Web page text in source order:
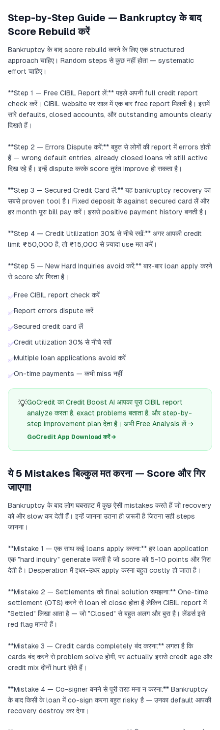
Step-by-Step Guide — Bankruptcy के बाद
Score Rebuild करें
Bankruptcy के बाद score rebuild करने के लिए एक structured
approach चाहिए। Random steps से कुछ नहीं होता — systematic
effort चाहिए।
**Step 1 — Free CIBIL Report लें:** पहले अपनी full credit report
check करें। CIBIL website पर साल में एक बार free report मिलती है। इसमें
सारे defaults, closed accounts, और outstanding amounts clearly
दिखते हैं।
**Step 2 — Errors Dispute करें:** बहुत से लोगों की report में errors होती
हैं — wrong default entries, already closed loans जो still active
दिख रहे हैं। इन्हें dispute करके score तुरंत improve हो सकता है।
**Step 3 — Secured Credit Card लें:** यह bankruptcy recovery का
सबसे proven tool है। Fixed deposit के against secured card लें और
हर month पूरा bill pay करें। इससे positive payment history बनती है।
**Step 4 — Credit Utilization 30% से नीचे रखें:** अगर आपकी credit
limit ₹50,000 है, तो ₹15,000 से ज़्यादा use मत करें।
**Step 5 — New Hard Inquiries avoid करें:** बार-बार loan apply करने
से score और गिरता है।
✅Free CIBIL report check करें
✅Report errors dispute करें
✅Secured credit card लें
✅Credit utilization 30% से नीचे रखें
✅Multiple loan applications avoid करें
✅On-time payments — कभी miss नहीं
💡GoCredit का Credit Boost AI आपका पूरा CIBIL report
analyze करता है, exact problems बताता है, और step-by-
step improvement plan देता है। अभी Free Analysis लें →
GoCredit App Download करें →
ये 5 Mistakes बिल्कुल मत करना — Score और गिर
जाएगा!
Bankruptcy के बाद लोग घबराहट में कुछ ऐसी mistakes करते हैं जो recovery
को और slow कर देती हैं। इन्हें जानना उतना ही ज़रूरी है जितना सही steps
जानना।
**Mistake 1 — एक साथ कई loans apply करना:** हर loan application
एक "hard inquiry" generate करती है जो score को 5-10 points और गिरा
देती है। Desperation में इधर-उधर apply करना बहुत costly हो जाता है।
**Mistake 2 — Settlements को final solution समझना:** One-time
settlement (OTS) करने से loan तो close होता है लेकिन CIBIL report में
"Settled" लिखा आता है — जो "Closed" से बहुत अलग और बुरा है। लेंडर्स इसे
red flag मानते हैं।
**Mistake 3 — Credit cards completely बंद करना:** लगता है कि
cards बंद करने से problem solve होगी, पर actually इससे credit age और
credit mix दोनों hurt होते हैं।
**Mistake 4 — Co-signer बनने से पूरी तरह मना न करना:** Bankruptcy
के बाद किसी के loan में co-sign करना बहुत risky है — उनका default आपकी
recovery destroy कर देगा।